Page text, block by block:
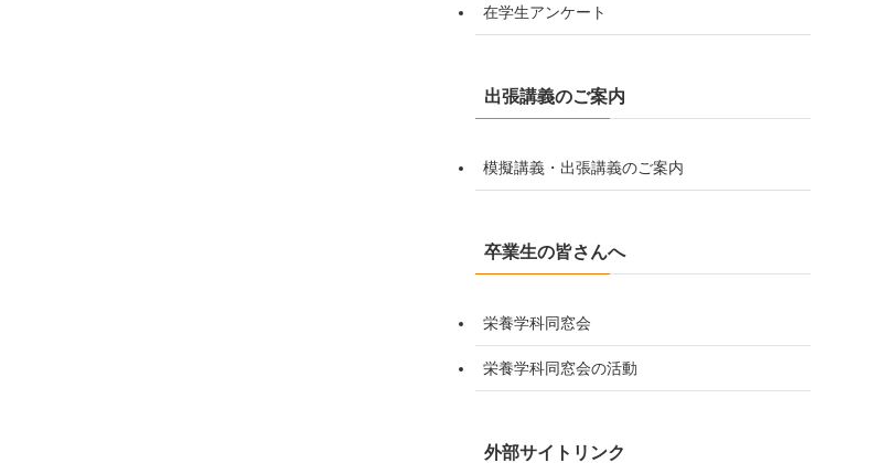
在学生アンケート
出張講義のご案内
模擬講義・出張講義のご案内
卒業生の皆さんへ
栄養学科同窓会
栄養学科同窓会の活動
外部サイトリンク